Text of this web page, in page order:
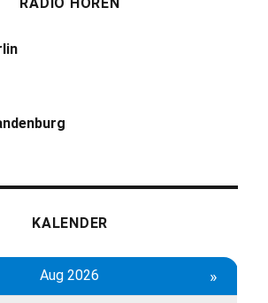
KALENDER
Aug 2026 »